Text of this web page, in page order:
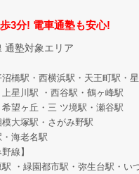
3分! 電車通塾も安心!
通塾対象エリア
沼橋駅・西横浜駅・天王町駅・
上星川駅 ・西谷駅・鶴ヶ峰駅
希望ヶ丘 ・三 ツ境駅・瀬谷駅
模大塚駅・さがみ野駅
・海老名駅
線】
駅 ・緑園都市駅・弥生台駅・い